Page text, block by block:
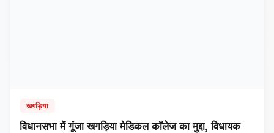
खगड़िया
विधानसभा में गूंजा खगड़िया मेडिकल कॉलेज का मुद्दा, विधायक